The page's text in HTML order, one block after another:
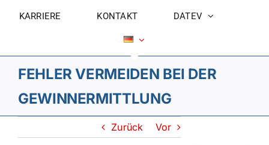
KARRIERE KONTAKT DATEV
FEHLER VERMEIDEN BEI DER
GEWINNERMITTLUNG
Zurück Vor